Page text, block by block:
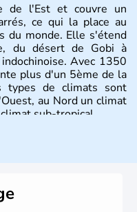
de l'Est et couvre un
ce qui la place au
du monde. Elle s'étend
du désert de Gobi à
Avec 1350
plus d'un 5ème de la
types de climats sont
au Nord un climat
sub-tropical.
la dernière à régner
la Chine s'est